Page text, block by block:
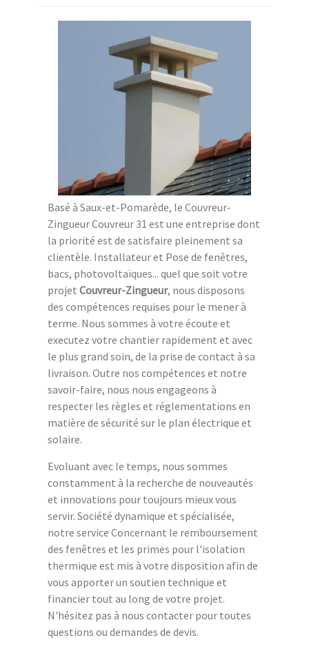
Basé à Saux-et-Pomarède, le Couvreur-
Zingueur Couvreur 31 est une entreprise dont
la priorité est de satisfaire pleinement sa
clientèle. Installateur et Pose de fenêtres,
bacs, photovoltaïques... quel que soit votre
projet Couvreur-Zingueur, nous disposons
des compétences requises pour le mener à
terme. Nous sommes à votre écoute et
executez votre chantier rapidement et avec
le plus grand soin, de la prise de contact à sa
livraison. Outre nos compétences et notre
savoir-faire, nous nous engageons à
respecter les règles et réglementations en
matière de sécurité sur le plan électrique et
solaire.
Evoluant avec le temps, nous sommes
constamment à la recherche de nouveautés
et innovations pour toujours mieux vous
servir. Société dynamique et spécialisée,
notre service Concernant le remboursement
des fenêtres et les primes pour l'isolation
thermique est mis à votre disposition afin de
vous apporter un soutien technique et
financier tout au long de votre projet.
N'hésitez pas à nous contacter pour toutes
questions ou demandes de devis.